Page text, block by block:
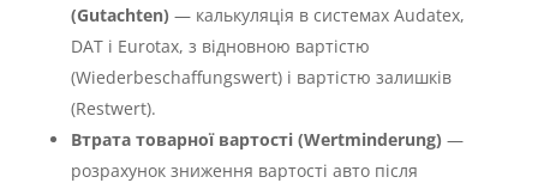
(Gutachten) — калькуляція в системах Audatex,
DAT і Eurotax, з відновною вартістю
(Wiederbeschaffungswert) і вартістю залишків
(Restwert).
Втрата товарної вартості (Wertminderung) —
розрахунок зниження вартості авто після